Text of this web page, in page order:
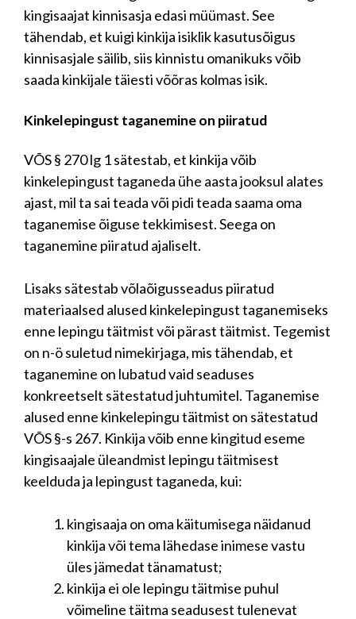
kingisaajat kinnisasja edasi müümast. See
tähendab, et kuigi kinkija isiklik kasutusõigus
kinnisasjale säilib, siis kinnistu omanikuks võib
saada kinkijale täiesti võõras kolmas isik.
Kinkelepingust taganemine on piiratud
VÕS § 270 lg 1 sätestab, et kinkija võib
kinkelepingust taganeda ühe aasta jooksul alates
ajast, mil ta sai teada või pidi teada saama oma
taganemise õiguse tekkimisest. Seega on
taganemine piiratud ajaliselt.
Lisaks sätestab võlaõigusseadus piiratud
materiaalsed alused kinkelepingust taganemiseks
enne lepingu täitmist või pärast täitmist. Tegemist
on n-ö suletud nimekirjaga, mis tähendab, et
taganemine on lubatud vaid seaduses
konkreetselt sätestatud juhtumitel. Taganemise
alused enne kinkelepingu täitmist on sätestatud
VÕS §-s 267. Kinkija võib enne kingitud eseme
kingisaajale üleandmist lepingu täitmisest
keelduda ja lepingust taganeda, kui:
kingisaaja on oma käitumisega näidanud
kinkija või tema lähedase inimese vastu
üles jämedat tänamatust;
kinkija ei ole lepingu täitmise puhul
võimeline täitma seadusest tulenevat